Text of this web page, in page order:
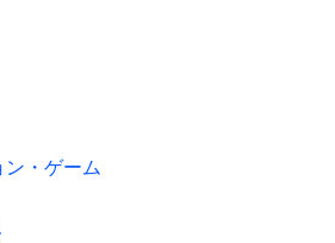
ン・ゲーム